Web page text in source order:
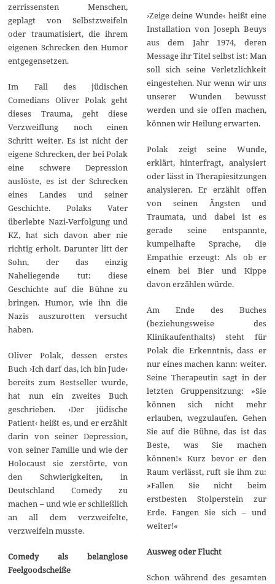
zerrissensten Menschen,
geplagt von Selbstzweifeln
oder traumatisiert, die ihrem
eigenen Schrecken den Humor
entgegensetzen.
Im Fall des jüdischen
Comedians Oliver Polak geht
dieses Trauma, geht diese
Verzweiflung noch einen
Schritt weiter. Es ist nicht der
eigene Schrecken, der bei Polak
eine schwere Depression
auslöste, es ist der Schrecken
eines Landes und seiner
Geschichte. Polaks Vater
überlebte Nazi-Verfolgung und
KZ, hat sich davon aber nie
richtig erholt. Darunter litt der
Sohn, der das einzig
Naheliegende tut: diese
Geschichte auf die Bühne zu
bringen. Humor, wie ihn die
Nazis auszurotten versucht
haben.
Oliver Polak, dessen erstes
Buch ›Ich darf das, ich bin Jude‹
bereits zum Bestseller wurde,
hat nun ein zweites Buch
geschrieben. ›Der jüdische
Patient‹ heißt es, und er erzählt
darin von seiner Depression,
von seiner Familie und wie der
Holocaust sie zerstörte, von
den Schwierigkeiten, in
Deutschland Comedy zu
machen – und wie er schließlich
an all dem verzweifelte,
verzweifeln musste.
Comedy als belanglose
Feelgoodscheiße
›Zeige deine Wunde‹ heißt eine
Installation von Joseph Beuys
aus dem Jahr 1974, deren
Message ihr Titel selbst ist: Man
soll sich seine Verletzlichkeit
eingestehen. Nur wenn wir uns
unserer Wunden bewusst
werden und sie offen machen,
können wir Heilung erwarten.
Polak zeigt seine Wunde,
erklärt, hinterfragt, analysiert
oder lässt in Therapiesitzungen
analysieren. Er erzählt offen
von seinen Ängsten und
Traumata, und dabei ist es
gerade seine entspannte,
kumpelhafte Sprache, die
Empathie erzeugt: Als ob er
einem bei Bier und Kippe
davon erzählen würde.
Am Ende des Buches
(beziehungsweise des
Klinikaufenthalts) steht für
Polak die Erkenntnis, dass er
nur eines machen kann: weiter.
Seine Therapeutin sagt in der
letzten Gruppensitzung: »Sie
können sich nicht mehr
erlauben, wegzulaufen. Gehen
Sie auf die Bühne, das ist das
Beste, was Sie machen
können!« Kurz bevor er den
Raum verlässt, ruft sie ihm zu:
»Fallen Sie nicht beim
erstbesten Stolperstein zur
Erde. Fangen Sie sich – und
weiter!«
Ausweg oder Flucht
Schon während des gesamten